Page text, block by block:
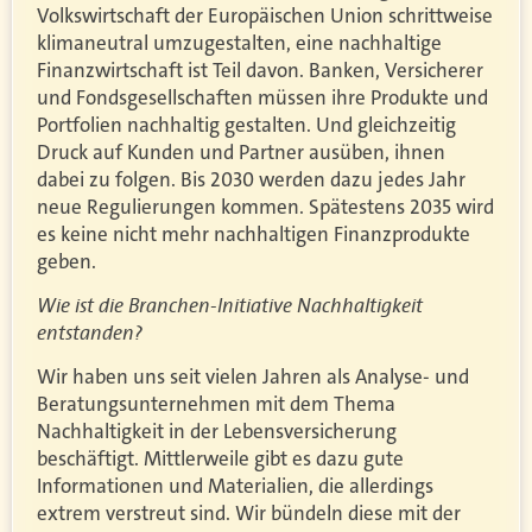
Volkswirtschaft der Europäischen Union schrittweise
klimaneutral umzugestalten, eine nachhaltige
Finanzwirtschaft ist Teil davon. Banken, Versicherer
und Fondsgesellschaften müssen ihre Produkte und
Portfolien nachhaltig gestalten. Und gleichzeitig
Druck auf Kunden und Partner ausüben, ihnen
dabei zu folgen. Bis 2030 werden dazu jedes Jahr
neue Regulierungen kommen. Spätestens 2035 wird
es keine nicht mehr nachhaltigen Finanzprodukte
geben.
Wie ist die Branchen-Initiative Nachhaltigkeit
entstanden?
Wir haben uns seit vielen Jahren als Analyse- und
Beratungsunternehmen mit dem Thema
Nachhaltigkeit in der Lebensversicherung
beschäftigt. Mittlerweile gibt es dazu gute
Informationen und Materialien, die allerdings
extrem verstreut sind. Wir bündeln diese mit der